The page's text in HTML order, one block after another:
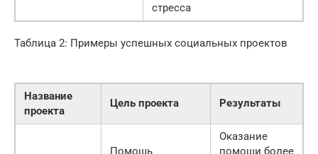
стресса
Таблица 2: Примеры успешных социальных проектов
Название
проекта
Цель проекта Результаты
Помощь
Оказание
помощи более